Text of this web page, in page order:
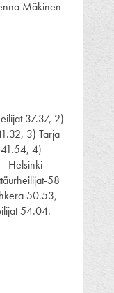
Mäkinen
37.37, 2)
3) Tarja
4)
Helsinki
58
50.53,
54.04.